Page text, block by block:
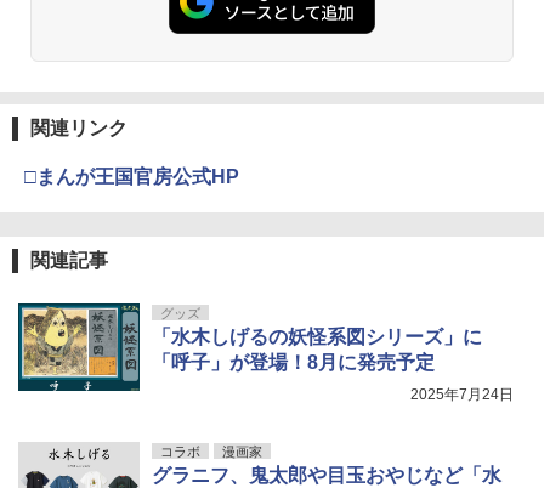
関連リンク
□まんが王国官房公式HP
関連記事
グッズ
「水木しげるの妖怪系図シリーズ」に
「呼子」が登場！8月に発売予定
2025年7月24日
コラボ 漫画家
グラニフ、鬼太郎や目玉おやじなど「水